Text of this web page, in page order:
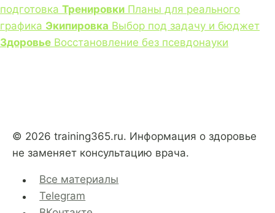
подготовка Тренировки Планы для реального
графика Экипировка Выбор под задачу и бюджет
Здоровье Восстановление без псевдонауки
© 2026 training365.ru. Информация о здоровье
не заменяет консультацию врача.
Все материалы
Telegram